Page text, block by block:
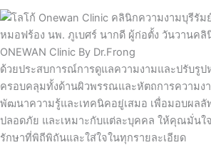
หมอฟร้อง นพ. ภูเบศร์ นากดี ผู้ก่อตั้ง วันวานคลิ
ONEWAN Clinic By Dr.Frong
ด้วยประสบการณ์การดูแลความงามและปรับรูป
ครอบคลุมทั้งด้านผิวพรรณและหัตถการความง
พัฒนาความรู้และเทคนิคอยู่เสมอ เพื่อมอบผลลั
ปลอดภัย และเหมาะกับแต่ละบุคคล ให้คุณมั่นใ
รักษาที่พิถีพิถันและใส่ใจในทุกรายละเอียด